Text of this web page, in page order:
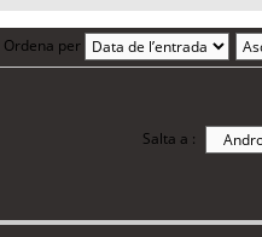
Ordena per
Salta a :